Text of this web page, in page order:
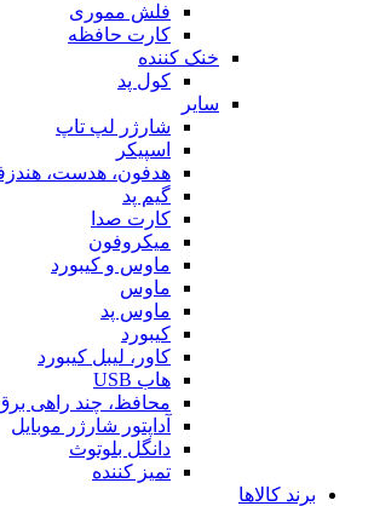
فلش مموری
کارت حافظه
خنک کننده
کول پد
سایر
شارژر لپ تاپ
اسپیکر
هدفون، هدست،
گیم پد
کارت صدا
میکروفون
ماوس و کیبورد
ماوس
ماوس پد
کیبورد
کاور، لیبل کیبورد
هاب USB
محافظ، چند راهی
آداپتور شارژر موبایل
دانگل بلوتوث
تمیز کننده
برند کالاها